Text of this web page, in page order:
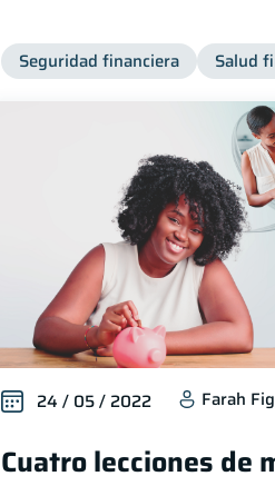
Seguridad financiera Salud
24 / 05 / 2022 Farah
Cuatro lecciones de